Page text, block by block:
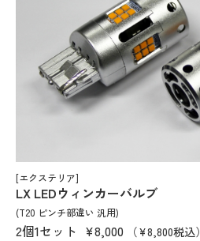
[エクステリア]
LX LEDウィンカーバルブ
(T20 ピンチ部違い 汎用)
2個1セット ¥8,000 （¥8,800税込）